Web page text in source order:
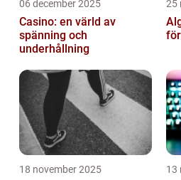
06 december 2025
Casino: en värld av
spänning och
underhållning
25
18 november 2025 13